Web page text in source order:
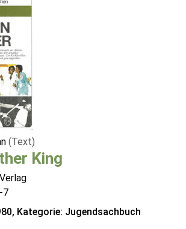
(Text)
King
7
Kategorie: Jugendsachbuch